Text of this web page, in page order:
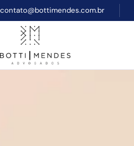
contato@bottimendes.com.br